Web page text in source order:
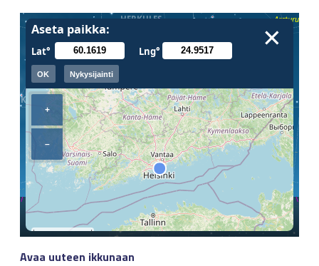
Avaa uuteen ikkunaan